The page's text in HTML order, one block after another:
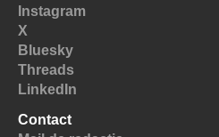
Instagram
X
Bluesky
Threads
LinkedIn
Contact